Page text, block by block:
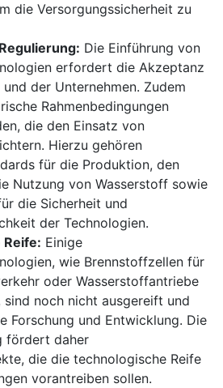
die Versorgungssicherheit zu
Die Einführung von
erfordert die Akzeptanz
der Unternehmen. Zudem
Rahmenbedingungen
die den Einsatz von
Hierzu gehören
für die Produktion, den
Nutzung von Wasserstoff sowie
die Sicherheit und
der Technologien.
Einige
wie Brennstoffzellen für
oder Wasserstoffantriebe
noch nicht ausgereift und
Forschung und Entwicklung. Die
fördert daher
die die technologische Reife
vorantreiben sollen.